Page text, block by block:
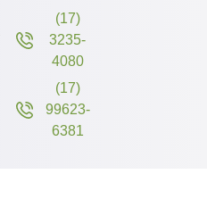
(17)
3235-
4080
(17)
99623-
6381